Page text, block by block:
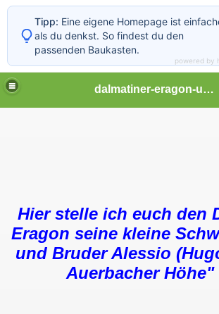
dalmatiner-eragon-und-finja
Hier stelle ich euch den
Eragon seine kleine
und Bruder Alessio
Auerbacher Höhe"
Tipp: Eine eigene Homepage ist
als du denkst. So findest du den
passenden Baukasten.
powered by